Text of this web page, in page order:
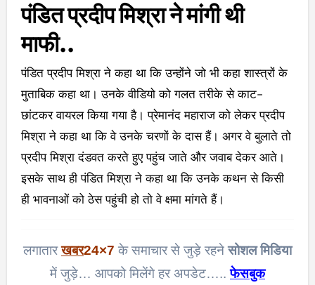
पंडित प्रदीप मिश्रा ने मांगी थी
माफी..
पंडित प्रदीप मिश्रा ने कहा था कि उन्होंने जो भी कहा शास्त्रों के
मुताबिक कहा था। उनके वीडियो को गलत तरीके से काट-
छांटकर वायरल किया गया है। प्रेमानंद महाराज को लेकर प्रदीप
मिश्रा ने कहा था कि वे उनके चरणों के दास हैं। अगर वे बुलाते तो
प्रदीप मिश्रा दंडवत करते हुए पहुंच जाते और जवाब देकर आते।
इसके साथ ही पंडित मिश्रा ने कहा था कि उनके कथन से किसी
ही भावनाओं को ठेस पहुंची हो तो वे क्षमा मांगते हैं।
लगातारखबर24×7 के समाचार से जुड़े रहनेसोशल मिडिया
में जुड़े… आपको मिलेंगे हर अपडेट…..फेसबुक